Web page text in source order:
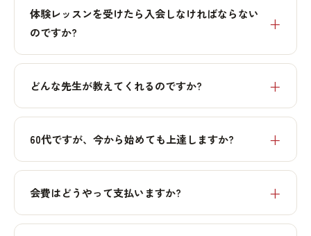
体験レッスンを受けたら入会しなければならない
のですか?
どんな先生が教えてくれるのですか?
60代ですが、今から始めても上達しますか?
会費はどうやって支払いますか?